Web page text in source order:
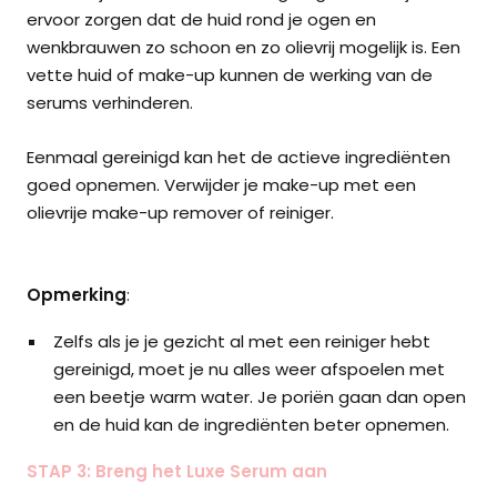
ervoor zorgen dat de huid rond je ogen en
wenkbrauwen zo schoon en zo olievrij mogelijk is. Een
vette huid of make-up kunnen de werking van de
serums verhinderen.
Eenmaal gereinigd kan het de actieve ingrediënten
goed opnemen. Verwijder je make-up met een
olievrije make-up remover of reiniger.
Opmerking:
Zelfs als je je gezicht al met een reiniger hebt
gereinigd, moet je nu alles weer afspoelen met
een beetje warm water. Je poriën gaan dan open
en de huid kan de ingrediënten beter opnemen.
STAP 3: Breng het Luxe Serum aan